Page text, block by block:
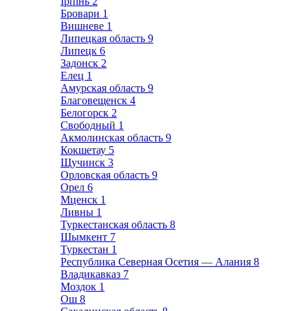
Бровари 1
Вишневе 1
Липецкая область 9
Липецк 6
Задонск 2
Елец 1
Амурская область 9
Благовещенск 4
Белогорск 2
Свободный 1
Акмолинская область 9
Кокшетау 5
Щучинск 3
Орловская область 9
Орел 6
Мценск 1
Ливны 1
Туркестанская область 8
Шымкент 7
Туркестан 1
Республика Северная Осетия — Алания 8
Владикавказ 7
Моздок 1
Ош 8